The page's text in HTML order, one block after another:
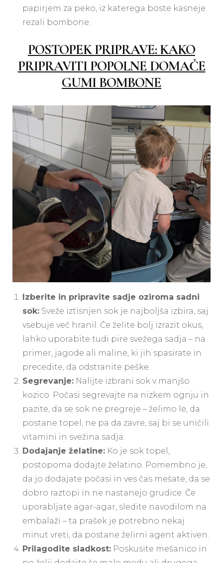
papirjem za peko, iz katerega boste kasneje
rezali bombone.
POSTOPEK PRIPRAVE: KAKO
PRIPRAVITI POPOLNE DOMAČE
GUMI BOMBONE
Izberite in pripravite sadje oziroma sadni
sok: Sveže iztisnjen sok je najboljša izbira, saj
vsebuje več hranil. Če želite bolj izrazit okus,
lahko uporabite tudi pire svežega sadja – na
primer, jagode ali maline, ki jih spasirate in
precedite, da odstranite peške.
Segrevanje: Nalijte izbrani sok v manjšo
kozico. Počasi segrevajte na nizkem ognju in
pazite, da se sok ne pregreje – želimo le, da
postane topel, ne pa da zavre, saj bi se uničili
vitamini in svežina sadja.
Dodajanje želatine: Ko je sok topel,
postopoma dodajte želatino. Pomembno je,
da jo dodajate počasi in ves čas mešate, da se
dobro raztopi in ne nastanejo grudice. Če
uporabljate agar-agar, sledite navodilom na
embalaži – ta prašek je potrebno nekaj
minut vreti, da postane želirni agent aktiven.
Prilagodite sladkost: Poskusite mešanico in